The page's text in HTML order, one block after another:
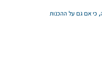
כי אם גם על ההכנות